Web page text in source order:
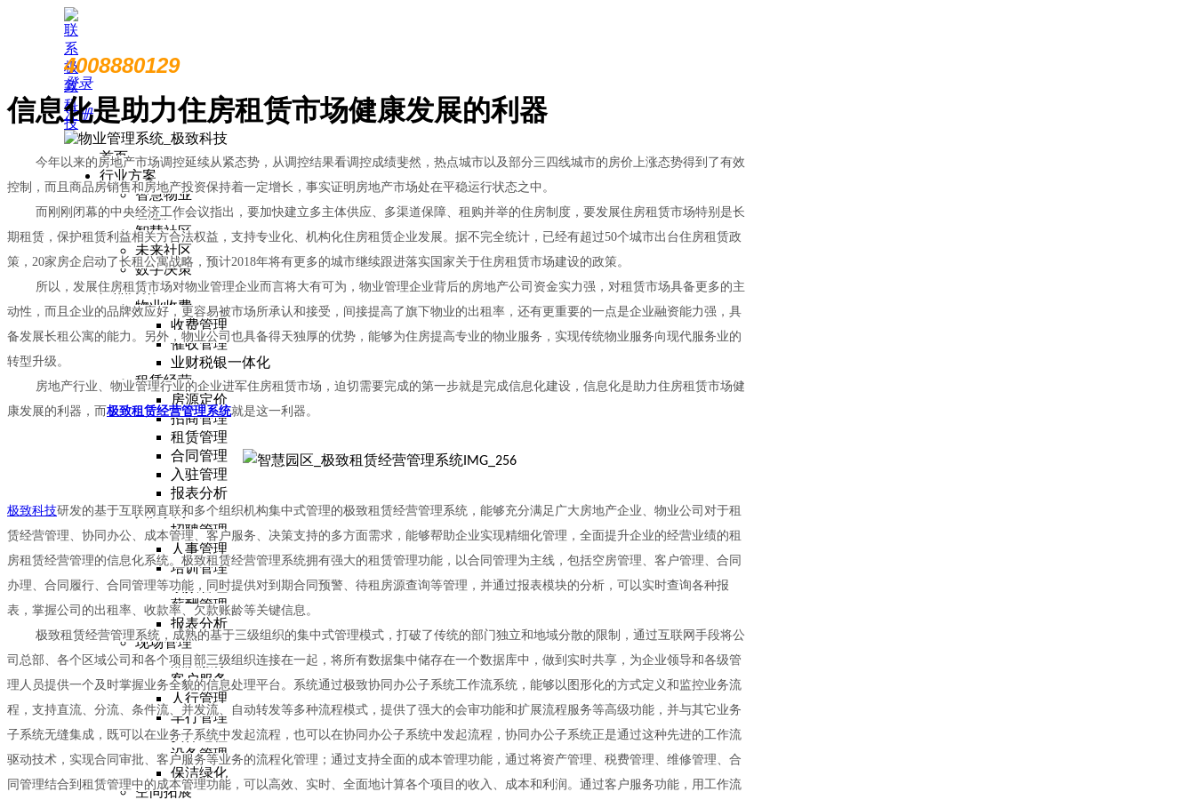
4008880129
登录
注册
首页
行业方案
智慧物业
智慧园区
智慧社区
未来社区
数字决策
产品方案
物业收费
收费管理
催收管理
业财税银一体化
租赁经营
房源定价
招商管理
租赁管理
合同管理
入驻管理
报表分析
人力共享
招聘管理
人事管理
培训管理
绩效管理
薪酬管理
报表分析
现场管理
品质服务
客户服务
人行管理
车行管理
安保巡检
设备管理
保洁绿化
空间拓展
信息化是助力住房租赁市场健康发展的利器
今年以来的房地产市场调控延续从紧态势，从调控结果看调控成绩斐然，热点城市以及部分三四线城市的房价上涨态势得到了有效
控制，而且商品房销售和房地产投资保持着一定增长，事实证明房地产市场处在平稳运行状态之中。
而刚刚闭幕的中央经济工作会议指出，要加快建立多主体供应、多渠道保障、租购并举的住房制度，要发展住房租赁市场特别是长
期租赁，保护租赁利益相关方合法权益，支持专业化、机构化住房租赁企业发展。据不完全统计，已经有超过50个城市出台住房租赁政
策，20家房企启动了长租公寓战略，预计2018年将有更多的城市继续跟进落实国家关于住房租赁市场建设的政策。
所以，发展住房租赁市场对物业管理企业而言将大有可为，物业管理企业背后的房地产公司资金实力强，对租赁市场具备更多的主
动性，而且企业的品牌效应好，更容易被市场所承认和接受，间接提高了旗下物业的出租率，还有更重要的一点是企业融资能力强，具
备发展长租公寓的能力。另外，物业公司也具备得天独厚的优势，能够为住房提高专业的物业服务，实现传统物业服务向现代服务业的
转型升级。
房地产行业、物业管理行业的企业进军住房租赁市场，迫切需要完成的第一步就是完成信息化建设，信息化是助力住房租赁市场健
康发展的利器，而极致租赁经营管理系统就是这一利器。
极致科技研发的基于互联网直联和多个组织机构集中式管理的极致租赁经营管理系统，能够充分满足广大房地产企业、物业公司对于租
赁经营管理、协同办公、成本管理、客户服务、决策支持的多方面需求，能够帮助企业实现精细化管理，全面提升企业的经营业绩的租
房租赁经营管理的信息化系统。极致租赁经营管理系统拥有强大的租赁管理功能，以合同管理为主线，包括空房管理、客户管理、合同
办理、合同履行、合同管理等功能，同时提供对到期合同预警、待租房源查询等管理，并通过报表模块的分析，可以实时查询各种报
表，掌握公司的出租率、收款率、欠款账龄等关键信息。
极致租赁经营管理系统，成熟的基于三级组织的集中式管理模式，打破了传统的部门独立和地域分散的限制，通过互联网手段将公
司总部、各个区域公司和各个项目部三级组织连接在一起，将所有数据集中储存在一个数据库中，做到实时共享，为企业领导和各级管
理人员提供一个及时掌握业务全貌的信息处理平台。系统通过极致协同办公子系统工作流系统，能够以图形化的方式定义和监控业务流
程，支持直流、分流、条件流、并发流、自动转发等多种流程模式，提供了强大的会审功能和扩展流程服务等高级功能，并与其它业务
子系统无缝集成，既可以在业务子系统中发起流程，也可以在协同办公子系统中发起流程，协同办公子系统正是通过这种先进的工作流
驱动技术，实现合同审批、客户服务等业务的流程化管理；通过支持全面的成本管理功能，通过将资产管理、税费管理、维修管理、合
同管理结合到租赁管理中的成本管理功能，可以高效、实时、全面地计算各个项目的收入、成本和利润。通过客户服务功能，用工作流